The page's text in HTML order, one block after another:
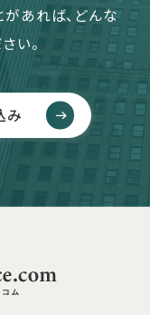
あれば、どんな
い。
み